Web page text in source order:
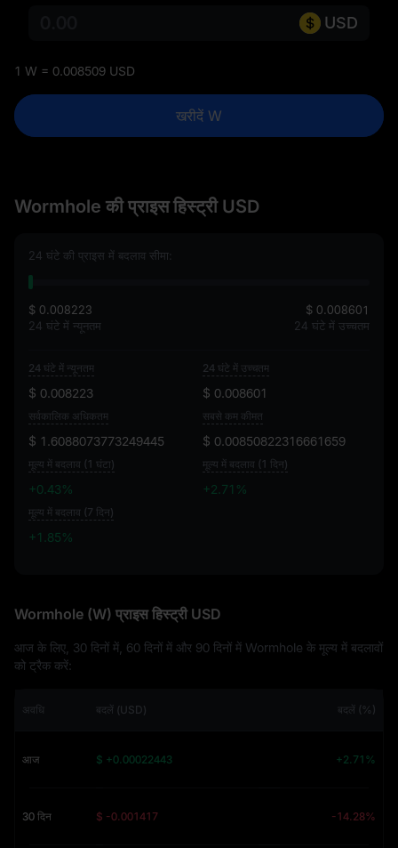
USD
1 W = 0.008509 USD
खरीदें W
Wormhole की प्राइस हिस्ट्री USD
24 घंटे की प्राइस में बदलाव सीमा:
$ 0.008223
24 घंटे में न्यूनतम
$ 0.008601
24 घंटे में उच्चतम
24 घंटे में न्यूनतम
$ 0.008223
24 घंटे में उच्चतम
$ 0.008601
सर्वकालिक अधिकतम
$ 1.6088073773249445
सबसे कम कीमत
$ 0.00850822316661659
मूल्य में बदलाव (1 घंटा)
+0.43%
मूल्य में बदलाव (1 दिन)
+2.71%
मूल्य में बदलाव (7 दिन)
+1.85%
Wormhole (W) प्राइस हिस्ट्री USD
आज के लिए, 30 दिनों में, 60 दिनों में और 90 दिनों में Wormhole के मूल्य में बदलावों
को ट्रैक करें:
अवधि बदलें (USD) बदलें (%)
आज $ +0.00022443 +2.71%
30 दिन $ -0.001417 -14.28%